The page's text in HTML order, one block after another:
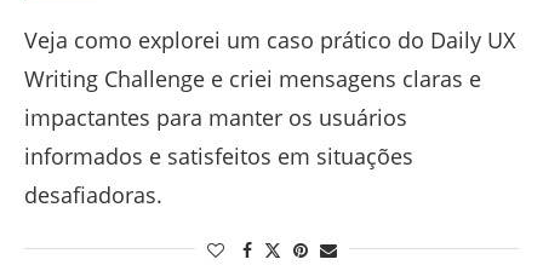
Veja como explorei um caso prático do Daily UX
Writing Challenge e criei mensagens claras e
impactantes para manter os usuários
informados e satisfeitos em situações
desafiadoras.